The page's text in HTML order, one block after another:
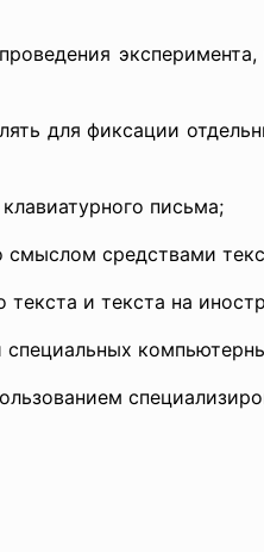
эксперимента,
для фиксации
письма;
смыслом средствами
текста и текста на